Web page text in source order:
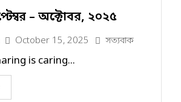
– অক্টোবর, ২০২৫
October 15, 2025 সত্যবাক
is caring...